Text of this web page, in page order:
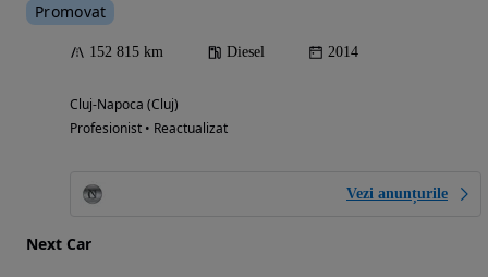
Promovat
152 815 km Diesel 2014
Cluj-Napoca (Cluj)
Profesionist • Reactualizat
Vezi anunțurile
Next Car